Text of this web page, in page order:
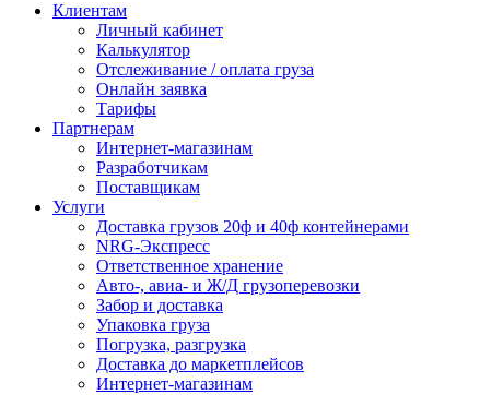
Клиентам
Личный кабинет
Калькулятор
Отслеживание / оплата груза
Онлайн заявка
Тарифы
Партнерам
Интернет-магазинам
Разработчикам
Поставщикам
Услуги
Доставка грузов 20ф и 40ф контейнерами
NRG-Экспресс
Ответственное хранение
Авто-, авиа- и Ж/Д грузоперевозки
Забор и доставка
Упаковка груза
Погрузка, разгрузка
Доставка до маркетплейсов
Интернет-магазинам